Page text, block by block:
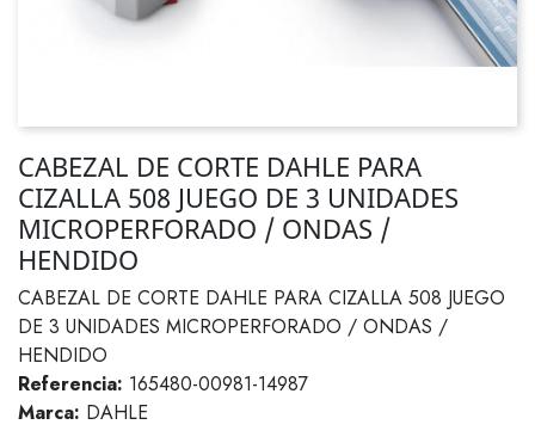
CABEZAL DE CORTE DAHLE PARA
CIZALLA 508 JUEGO DE 3 UNIDADES
MICROPERFORADO / ONDAS /
HENDIDO
CABEZAL DE CORTE DAHLE PARA CIZALLA 508 JUEGO
DE 3 UNIDADES MICROPERFORADO / ONDAS /
HENDIDO
Referencia: 165480-00981-14987
Marca: DAHLE